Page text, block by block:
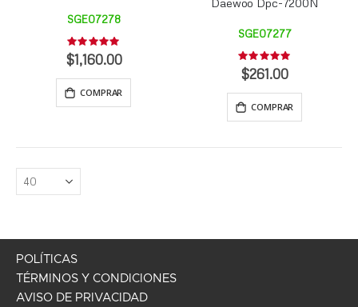
SGE07278
Rating:
0%
$1,160.00
COMPRAR
Daewoo Dpc-7200N
SGE07277
Rating:
0%
$261.00
COMPRAR
POLÍTICAS
TÉRMINOS Y CONDICIONES
AVISO DE PRIVACIDAD